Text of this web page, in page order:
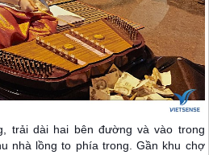
trải dài hai bên đường và vào trong
nhà lồng to phía trong. Gần khu chợ